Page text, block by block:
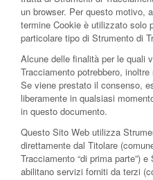
un browser. Per questo motivo,
termine Cookie è utilizzato solo
particolare tipo di Strumento di
Alcune delle finalità per le quali
Tracciamento potrebbero,
Se viene prestato il consenso,
liberamente in qualsiasi
in questo documento.
Questo Sito Web utilizza
direttamente dal Titolare
Tracciamento “di prima parte”)
abilitano servizi forniti da terzi